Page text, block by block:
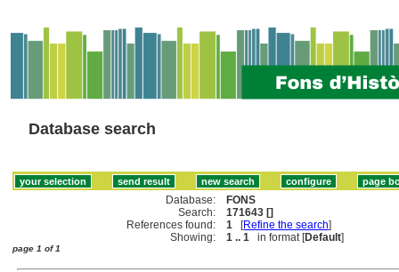
Database search
Database:
FONS
Search:
171643 []
References found:
1 [Refine the search]
Showing:
1 .. 1 in format [Default]
page 1 of 1